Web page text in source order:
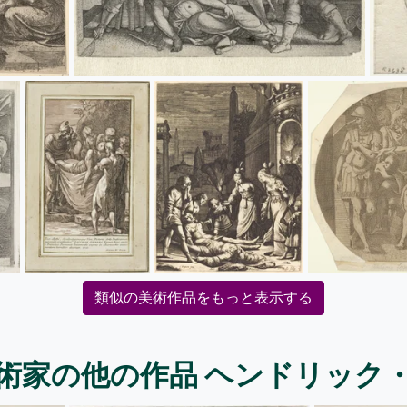
類似の美術作品をもっと表示する
家の他の作品 ヘンドリック